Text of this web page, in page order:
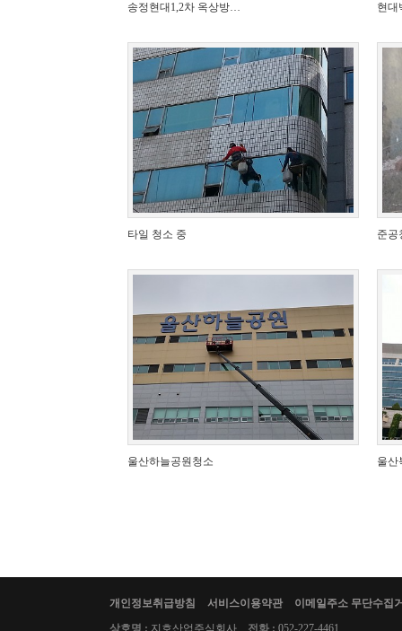
송정현대1,2차 옥상방… 현대
타일 청소 중 준공
울산하늘공원청소 울산
개인정보취급방침 서비스이용약관
이메일주소 무단수집